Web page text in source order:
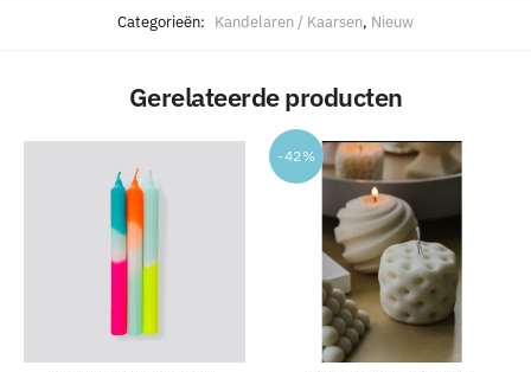
Categorieën: Kandelaren / Kaarsen, Nieuw
Gerelateerde producten
-42%